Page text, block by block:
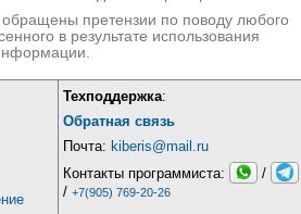
претензии по поводу любого
в результате использования
Техподдержка:
Обратная связь
Почта: kiberis@mail.ru
Контакты программиста:
/
/ +7(905) 769-20-26